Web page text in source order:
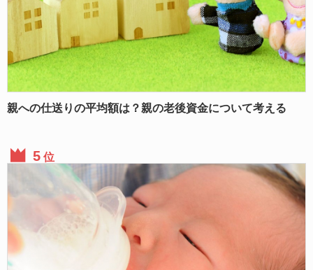
親への仕送りの平均額は？親の老後資金について考える
位